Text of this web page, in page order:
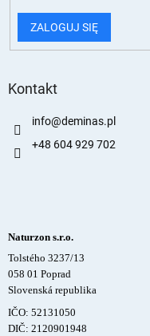
ZALOGUJ SIĘ
Kontakt
info@deminas.pl
+48 604 929 702
Naturzon s.r.o.
Tolstého 3237/13
058 01 Poprad
Slovenská republika
IČO: 52131050
DIČ: 2120901948